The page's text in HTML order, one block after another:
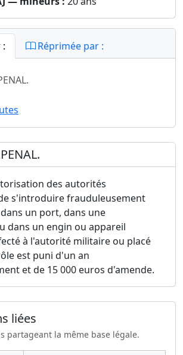
Réprimée par :
des autorités
s'introduire frauduleusement
un port, dans une
dans un engin ou appareil
à l'autorité militaire ou placé
est puni d'un an
et de 15 000 euros d'amende.
liées
partageant la même base légale.